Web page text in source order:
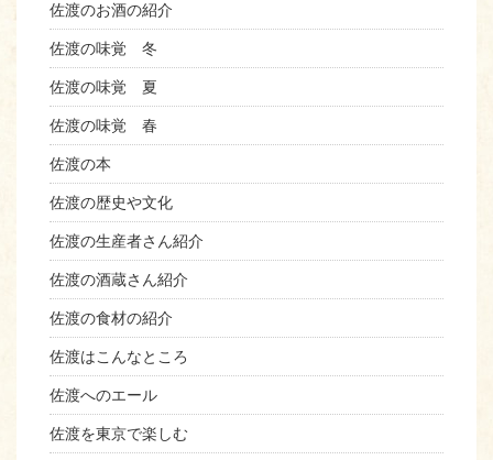
佐渡のお酒の紹介
佐渡の味覚 冬
佐渡の味覚 夏
佐渡の味覚 春
佐渡の本
佐渡の歴史や文化
佐渡の生産者さん紹介
佐渡の酒蔵さん紹介
佐渡の食材の紹介
佐渡はこんなところ
佐渡へのエール
佐渡を東京で楽しむ